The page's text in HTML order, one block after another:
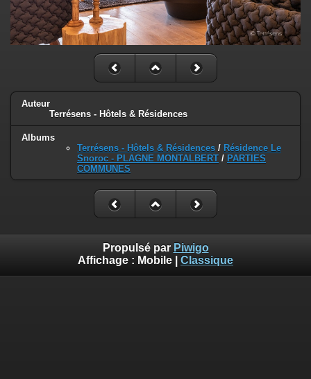
Auteur
Terrésens - Hôtels & Résidences
Albums
Terrésens - Hôtels & Résidences / Résidence Le
Snoroc - PLAGNE MONTALBERT / PARTIES
COMMUNES
Propulsé par Piwigo
Affichage : Mobile Classique